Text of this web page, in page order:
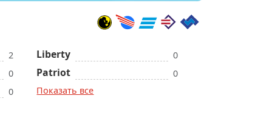
2
0
0
Liberty 0
Patriot
0
Показать все